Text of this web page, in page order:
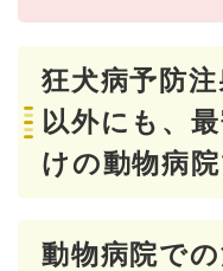
狂犬病予防
以外にも、
けの動物病
動物病院で